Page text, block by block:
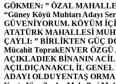
GÖKMEN: ” ÖZAL
“Güney Köyü Muhtarı Adayı
GÜVENİYORUM. KÖYÜM
ATATÜRK MAHALLESİ
ÇAYLI: ” BİRLİKTEN GÜÇ
Mücahit ToprakENVER
AÇIKLADIEK BİNANIN
AÇILDIÇANAKCI, İL GENEL
ADAYI OLDUYENTAŞ